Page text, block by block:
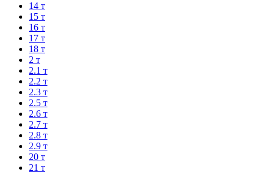
14 т
15 т
16 т
17 т
18 т
2 т
2.1 т
2.2 т
2.3 т
2.5 т
2.6 т
2.7 т
2.8 т
2.9 т
20 т
21 т